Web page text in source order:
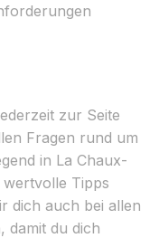
zur Seite
Fragen rund um
in La Chaux-
Tipps
dich auch bei allen
damit du dich